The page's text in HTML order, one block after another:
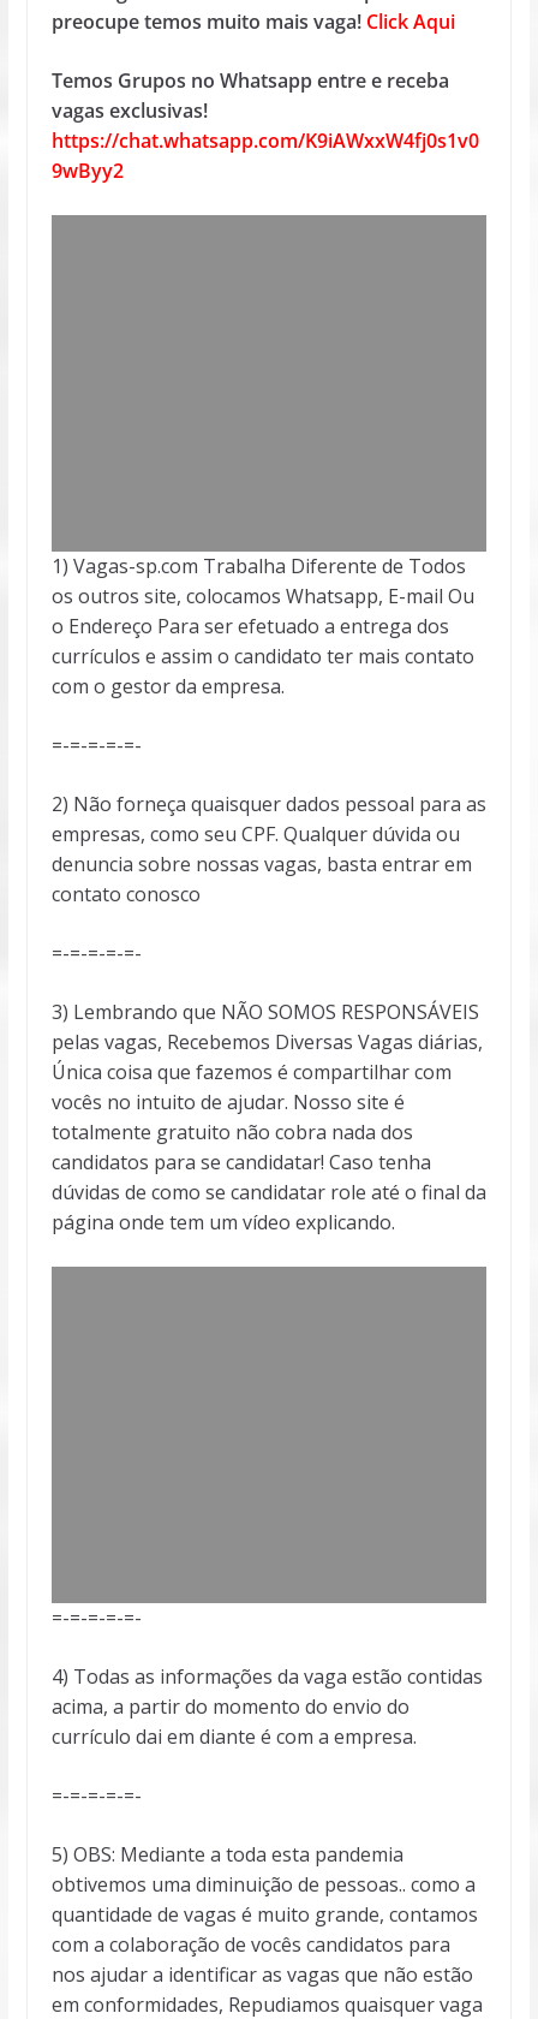
preocupe temos muito mais vaga! Click Aqui
Temos Grupos no Whatsapp entre e receba
vagas exclusivas!
https://chat.whatsapp.com/K9iAWxxW4fj0s1v0
9wByy2
1) Vagas-sp.com Trabalha Diferente de Todos
os outros site, colocamos Whatsapp, E-mail Ou
o Endereço Para ser efetuado a entrega dos
currículos e assim o candidato ter mais contato
com o gestor da empresa.
=-=-=-=-=-
2) Não forneça quaisquer dados pessoal para as
empresas, como seu CPF. Qualquer dúvida ou
denuncia sobre nossas vagas, basta entrar em
contato conosco
=-=-=-=-=-
3) Lembrando que NÃO SOMOS RESPONSÁVEIS
pelas vagas, Recebemos Diversas Vagas diárias,
Única coisa que fazemos é compartilhar com
vocês no intuito de ajudar. Nosso site é
totalmente gratuito não cobra nada dos
candidatos para se candidatar! Caso tenha
dúvidas de como se candidatar role até o final da
página onde tem um vídeo explicando.
=-=-=-=-=-
4) Todas as informações da vaga estão contidas
acima, a partir do momento do envio do
currículo dai em diante é com a empresa.
=-=-=-=-=-
5) OBS: Mediante a toda esta pandemia
obtivemos uma diminuição de pessoas.. como a
quantidade de vagas é muito grande, contamos
com a colaboração de vocês candidatos para
nos ajudar a identificar as vagas que não estão
em conformidades, Repudiamos quaisquer vaga